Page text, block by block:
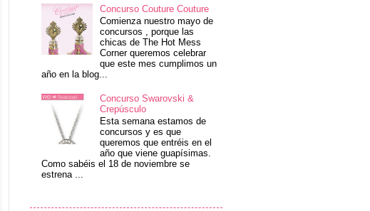
Concurso Couture Couture
Comienza nuestro mayo de
concursos , porque las
chicas de The Hot Mess
Corner queremos celebrar
que este mes cumplimos un
año en la blog...
Concurso Swarovski &
Crepúsculo
Esta semana estamos de
concursos y es que
queremos que entréis en el
año que viene guapísimas.
Como sabéis el 18 de noviembre se
estrena ...